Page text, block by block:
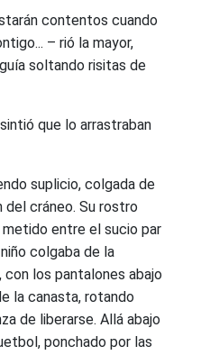
contentos cuando
– rió la mayor,
soltando risitas de
que lo arrastraban
suplicio, colgada de
del cráneo. Su rostro
entre el sucio par
colgaba de la
los pantalones abajo
la canasta, rotando
de liberarse. Allá abajo
ponchado por las